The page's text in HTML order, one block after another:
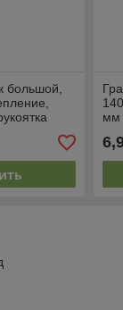
большой,
мм